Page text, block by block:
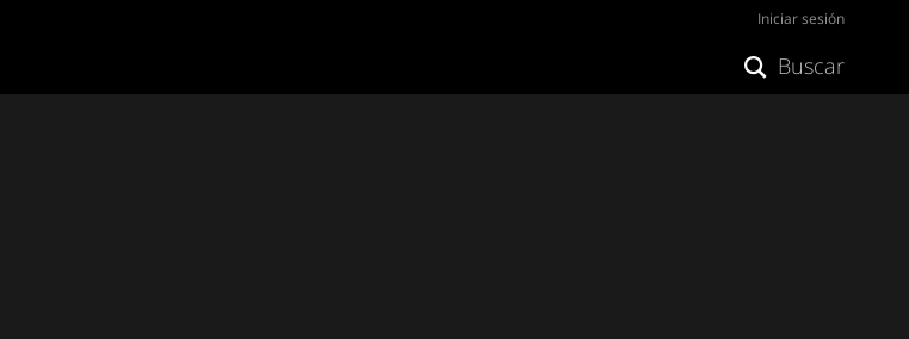
Iniciar sesión
Buscar